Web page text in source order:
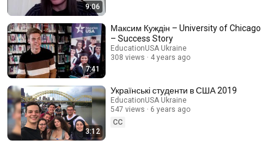
9:06
7:41
Максим Куждін – University of Chicago
– Success Story
EducationUSA Ukraine
308 views
4 years ago
3:12
Українські студенти в США 2019
EducationUSA Ukraine
547 views
6 years ago
CC